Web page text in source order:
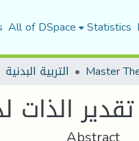
All of DSpace Statistics
التربية البدنية Master
الذات